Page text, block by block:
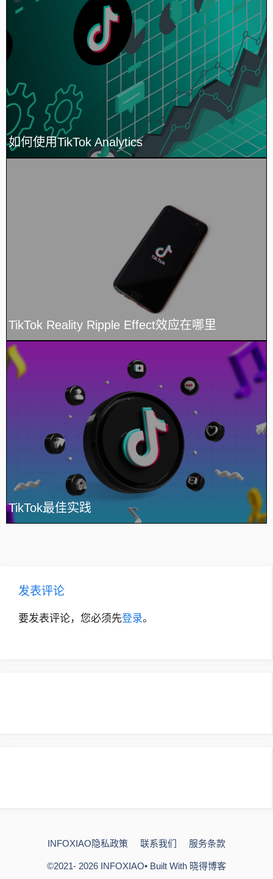
如何使用TikTok Analytics
TikTok Reality Ripple Effect效应在哪里
TikTok最佳实践
发表评论
要发表评论，您必须先登录。
INFOXIAO隐私政策 联系我们 服务条款
©2021- 2026 INFOXIAO• Built With 晓得博客